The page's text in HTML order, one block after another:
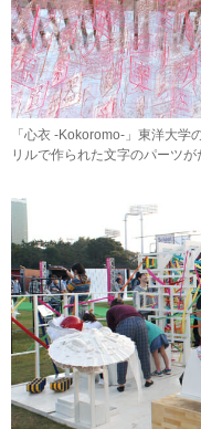
「心衣 -Kokoromo-」東洋大学
リルで作られた文字のパーツ